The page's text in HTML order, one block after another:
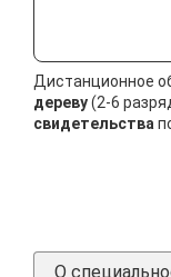
Дистанционное
дереву(2-6
свидетельства
О